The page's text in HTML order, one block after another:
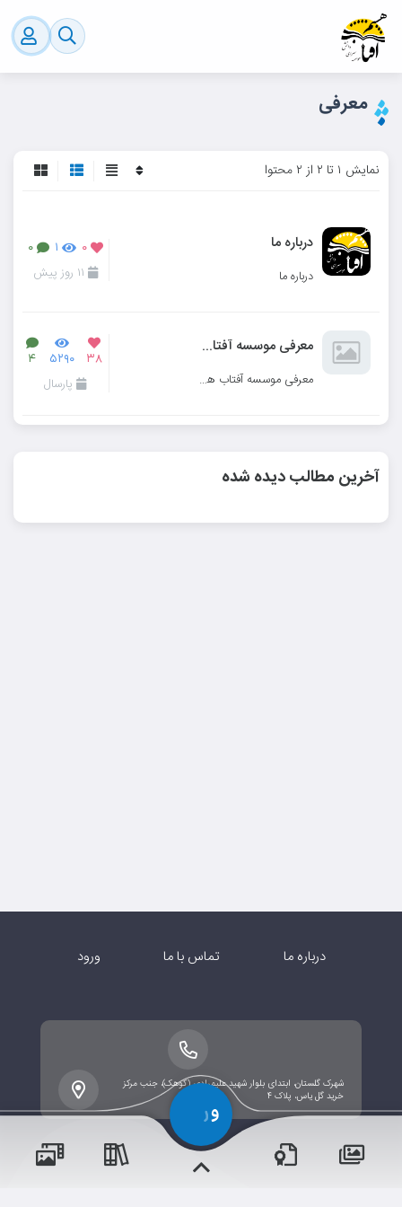
معرفی
نمایش ۱ تا ۲ از ۲ محتوا
درباره ما
درباره ما
۰ ۱ ۰
۱۱ روز پیش
معرفی موسسه آفتاب هشتم
معرفی موسسه آفتاب هشتم
۳۸ ۵۲۹۰ ۴
پارسال
آخرین مطالب دیده شده
درباره ما تماس با ما ورود
شهرک گلستان، ابتدای بلوار شهید علیمرادی (کوهک)، جنب مرکز
خرید گل یاس، پلاک ۴